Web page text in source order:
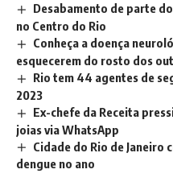
Desabamento de parte
no Centro do Rio
Conheça a doença
esquecerem do rosto dos
Rio tem 44 agentes de
2023
Ex-chefe da Receita
joias via WhatsApp
Cidade do Rio de
dengue no ano